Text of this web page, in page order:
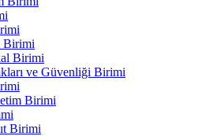
Birimi
Birimi
ve Güvenliği Birimi
Birimi
Birimi